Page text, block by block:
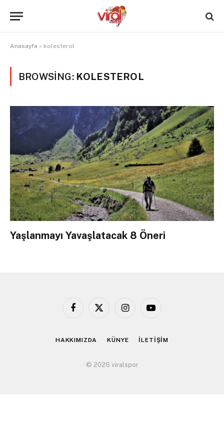
Anasayfa » kolesterol
BROWSING: KOLESTEROL
Yaşlanmayı Yavaşlatacak 8 Öneri
Facebook
X
InstagramYouTube
HAKKIMIZDA KÜNYE İLETİŞİM
© 2026 viralspor